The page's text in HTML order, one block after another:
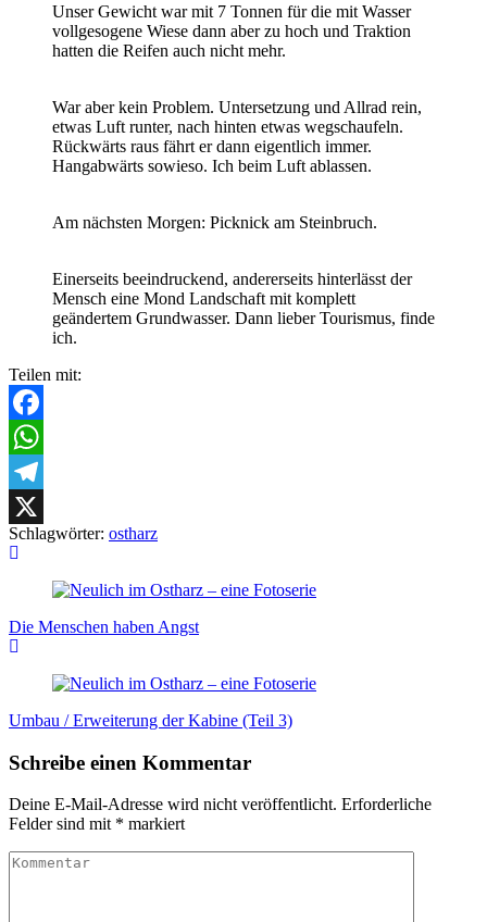
Unser Gewicht war mit 7 Tonnen für die mit Wasser
vollgesogene Wiese dann aber zu hoch und Traktion
hatten die Reifen auch nicht mehr.
War aber kein Problem. Untersetzung und Allrad rein,
etwas Luft runter, nach hinten etwas wegschaufeln.
Rückwärts raus fährt er dann eigentlich immer.
Hangabwärts sowieso. Ich beim Luft ablassen.
Am nächsten Morgen: Picknick am Steinbruch.
Einerseits beeindruckend, andererseits hinterlässt der
Mensch eine Mond Landschaft mit komplett
geändertem Grundwasser. Dann lieber Tourismus, finde
ich.
Teilen mit:
Facebook
WhatsApp
Telegram
X
Schlagwörter: ostharz
Beitragsnavigation
Die Menschen haben Angst
Umbau / Erweiterung der Kabine (Teil 3)
Schreibe einen Kommentar
Deine E-Mail-Adresse wird nicht veröffentlicht. Erforderliche
Felder sind mit * markiert
Kommentar